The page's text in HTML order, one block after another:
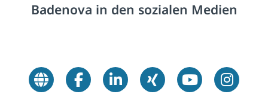
Badenova in den sozialen Medien